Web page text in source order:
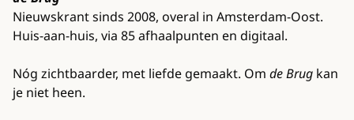
Nieuwskrant sinds 2008, overal in Amsterdam-Oost.
Huis-aan-huis, via 85 afhaalpunten en digitaal.
Nóg zichtbaarder, met liefde gemaakt. Om de Brug kan
je niet heen.